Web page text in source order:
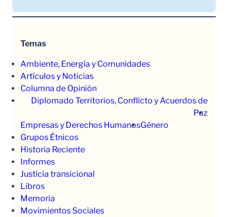
Temas
Ambiente, Energía y Comunidades
Artículos y Noticias
Columna de Opinión
Diplomado Territorios, Conflicto y Acuerdos de
Paz
Empresas y Derechos HumanosGénero
Grupos Étnicos
Historia Reciente
Informes
Justicia transicional
Libros
Memoria
Movimientos Sociales